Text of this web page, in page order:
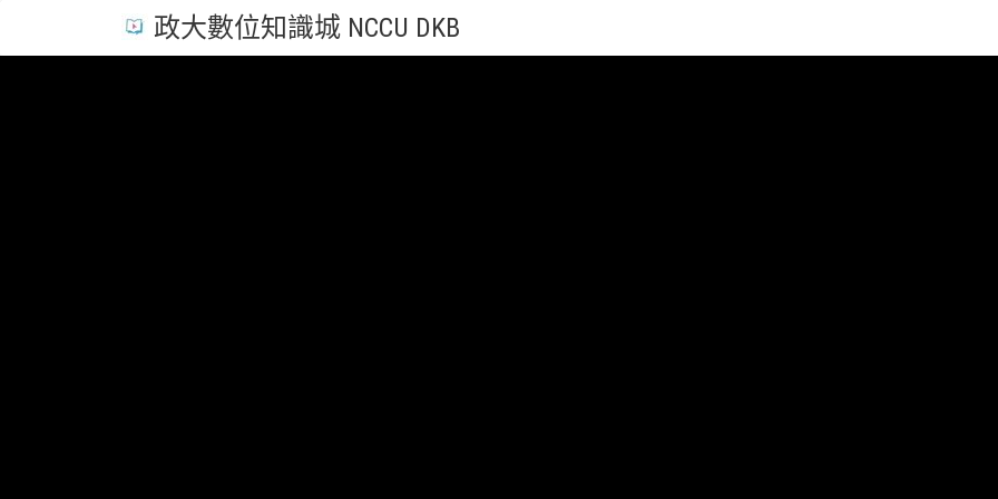
政大數位知識城 NCCU DKB